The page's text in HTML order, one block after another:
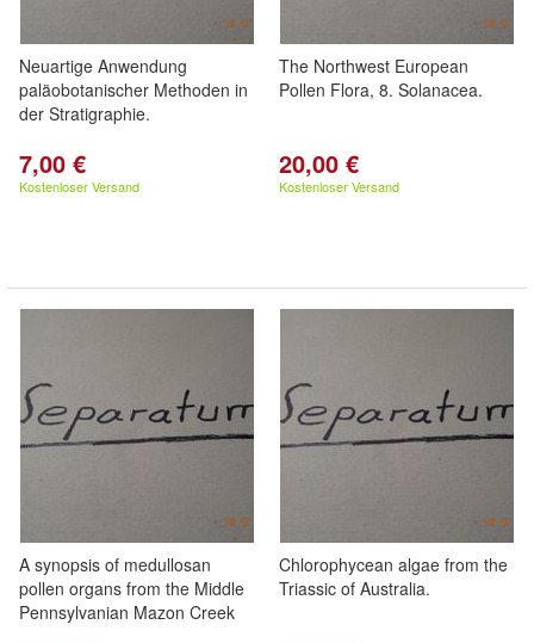
Neuartige Anwendung
paläobotanischer Methoden in
der Stratigraphie.
7,00 €
Kostenloser Versand
The Northwest European
Pollen Flora, 8. Solanacea.
20,00 €
Kostenloser Versand
A synopsis of medullosan
pollen organs from the Middle
Pennsylvanian Mazon Creek
Chlorophycean algae from the
Triassic of Australia.